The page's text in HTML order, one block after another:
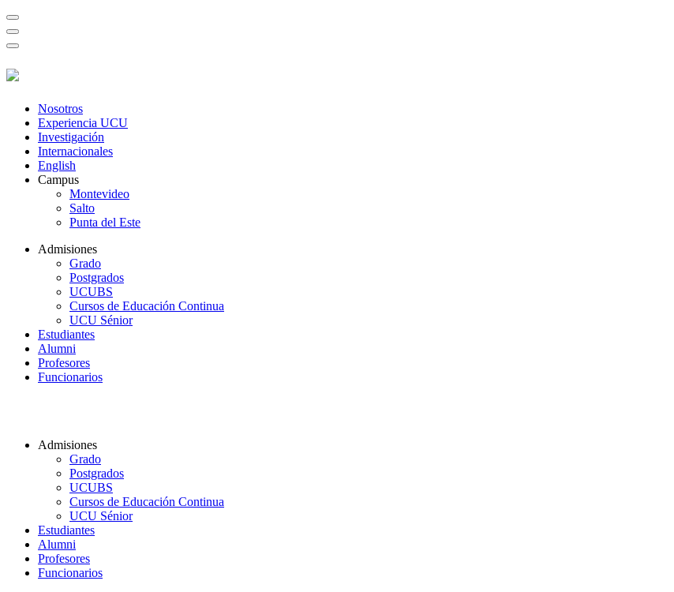
Nosotros
Experiencia UCU
Investigación
Internacionales
English
Campus
Montevideo
Salto
Punta del Este
Admisiones
Grado
Postgrados
UCUBS
Cursos de Educación Continua
UCU Sénior
Estudiantes
Alumni
Profesores
Funcionarios
Admisiones
Grado
Postgrados
UCUBS
Cursos de Educación Continua
UCU Sénior
Estudiantes
Alumni
Profesores
Funcionarios